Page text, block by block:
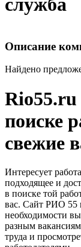
служба
Описание
Найдено
Rio55.ru
поиске
свежие
Интересует
подходящее и
в поиске той
вас. Сайт РИО 55
необходимости
разным
труда и